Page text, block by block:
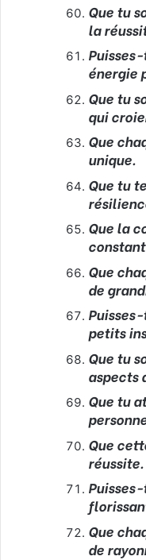
Que tu
la
énergie
Que tu
qui
Que
unique.
Que tu
Que la
Que
de
petits
Que tu
aspects
Que tu
Que
réussite.
Que
de